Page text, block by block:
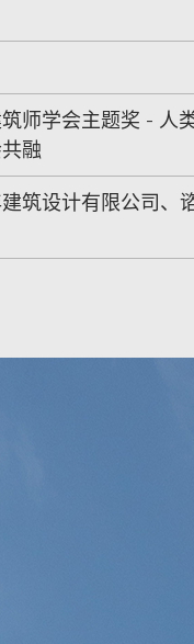
师学会主题奖 - 人
融
筑设计有限公司、